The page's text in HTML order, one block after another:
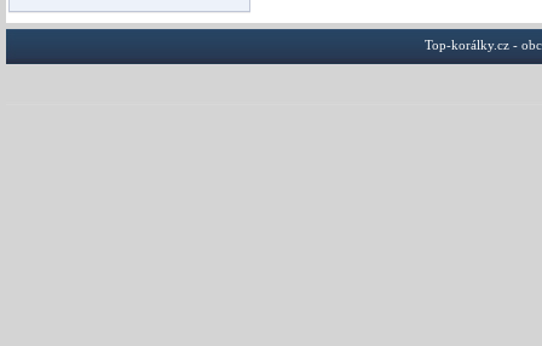
Top-korálky.cz -